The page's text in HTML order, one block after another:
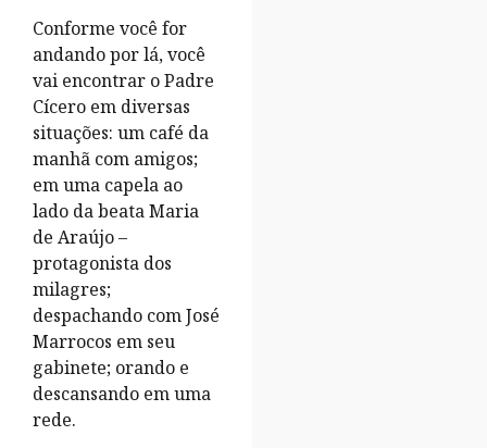
Conforme você for
andando por lá, você
vai encontrar o Padre
Cícero em diversas
situações: um café da
manhã com amigos;
em uma capela ao
lado da beata Maria
de Araújo –
protagonista dos
milagres;
despachando com José
Marrocos em seu
gabinete; orando e
descansando em uma
rede.